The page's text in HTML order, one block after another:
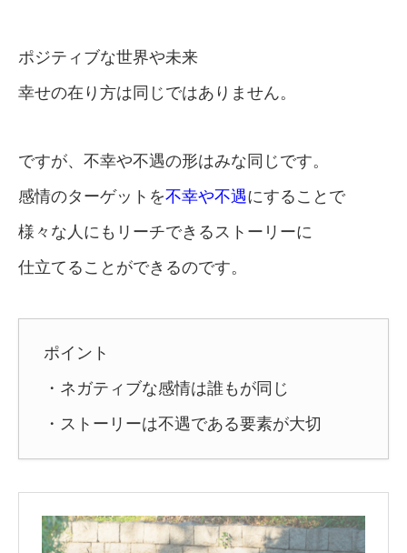
ポジティブな世界や未来
幸せの在り方は同じではありません。
ですが、不幸や不遇の形はみな同じです。
感情のターゲットを不幸や不遇にすることで
様々な人にもリーチできるストーリーに
仕立てることができるのです。
ポイント
・ネガティブな感情は誰もが同じ
・ストーリーは不遇である要素が大切